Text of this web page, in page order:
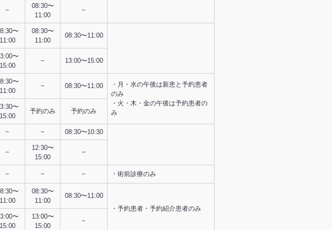
−
08:30〜
11:00
−
〜
11:00
08:30〜
11:00
08:30〜11:00
〜
15:00
− 13:00〜15:00
〜
11:00
− 08:30〜11:00
・月・水の午後は新患と予約患者
のみ
・火・木・金の午後は予約患者の
み
〜
15:00
予約のみ 予約のみ
− − 08:30〜10:30
−
12:30〜
15:00
−
− − − ・術前診療のみ
〜
11:00
08:30〜
11:00
08:30〜11:00
・予約患者・予約紹介患者のみ
〜
15:00
13:00〜
15:00
−